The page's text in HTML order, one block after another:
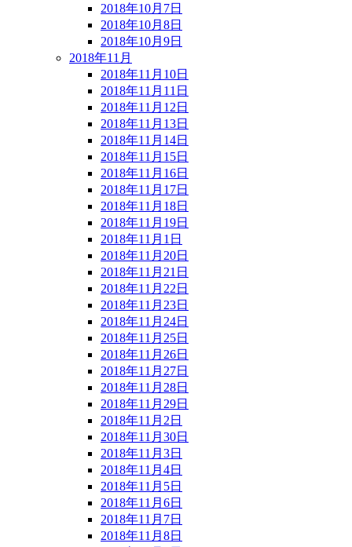
2018年10月7日
2018年10月8日
2018年10月9日
2018年11月
2018年11月10日
2018年11月11日
2018年11月12日
2018年11月13日
2018年11月14日
2018年11月15日
2018年11月16日
2018年11月17日
2018年11月18日
2018年11月19日
2018年11月1日
2018年11月20日
2018年11月21日
2018年11月22日
2018年11月23日
2018年11月24日
2018年11月25日
2018年11月26日
2018年11月27日
2018年11月28日
2018年11月29日
2018年11月2日
2018年11月30日
2018年11月3日
2018年11月4日
2018年11月5日
2018年11月6日
2018年11月7日
2018年11月8日